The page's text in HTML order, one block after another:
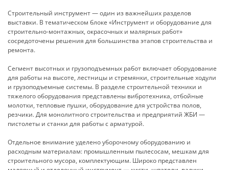
Строительный инструмент — один из важнейших разделов
выставки. В тематическом блоке «Инструмент и оборудование для
стро­ительно-монтажных, окрасочных и малярных работ»
сосредоточены решения для большинства этапов строительства и
ремонта.
Сегмент высотных и грузоподъемных работ включает оборудование
для работы на высоте, лестницы и стремянки, строительные ходули
и грузоподъемные системы. В разделе строительной техники и
тяжелого оборудования представлены вибротехника, отбойные
молотки, тепловые пушки, оборудование для устройства полов,
резчики. Для монолитного строительства и предприятий ЖБИ —
пистолеты и станки для работы с арматурой.
Отдельное внимание уделено уборочному оборудованию и
расходным материалам: промышленным пылесосам, мешкам для
строительного мусора, комплектующим. Широко представлен